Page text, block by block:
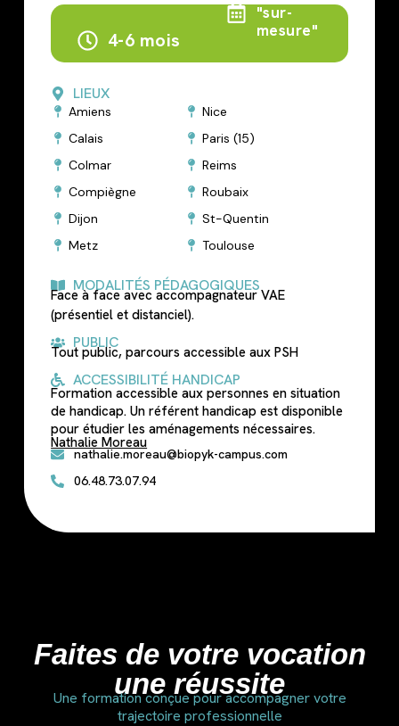
4-6 mois
"sur-
mesure"
LIEUX
Amiens
Calais
Colmar
Compiègne
Dijon
Metz
Nice
Paris (15)
Reims
Roubaix
St-Quentin
Toulouse
MODALITÉS PÉDAGOGIQUES
Face à face avec accompagnateur VAE
(présentiel et distanciel).
PUBLIC
Tout public, parcours accessible aux PSH
ACCESSIBILITÉ HANDICAP
Formation accessible aux personnes en situation
de handicap. Un référent handicap est disponible
pour étudier les aménagements nécessaires.
Nathalie Moreau
nathalie.moreau@biopyk-campus.com
06.48.73.07.94
Faites de votre vocation
une réussite
Une formation conçue pour accompagner votre
trajectoire professionnelle